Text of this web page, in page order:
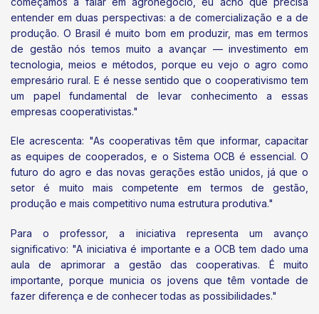
entender em duas perspectivas: a de comercialização e a de
produção. O Brasil é muito bom em produzir, mas em termos
de gestão nós temos muito a avançar — investimento em
tecnologia, meios e métodos, porque eu vejo o agro como
empresário rural. E é nesse sentido que o cooperativismo tem
um papel fundamental de levar conhecimento a essas
empresas cooperativistas."
Ele acrescenta: "As cooperativas têm que informar, capacitar
as equipes de cooperados, e o Sistema OCB é essencial. O
futuro do agro e das novas gerações estão unidos, já que o
setor é muito mais competente em termos de gestão,
produção e mais competitivo numa estrutura produtiva."
Para o professor, a iniciativa representa um avanço
significativo: "A iniciativa é importante e a OCB tem dado uma
aula de aprimorar a gestão das cooperativas. É muito
importante, porque municia os jovens que têm vontade de
fazer diferença e de conhecer todas as possibilidades."